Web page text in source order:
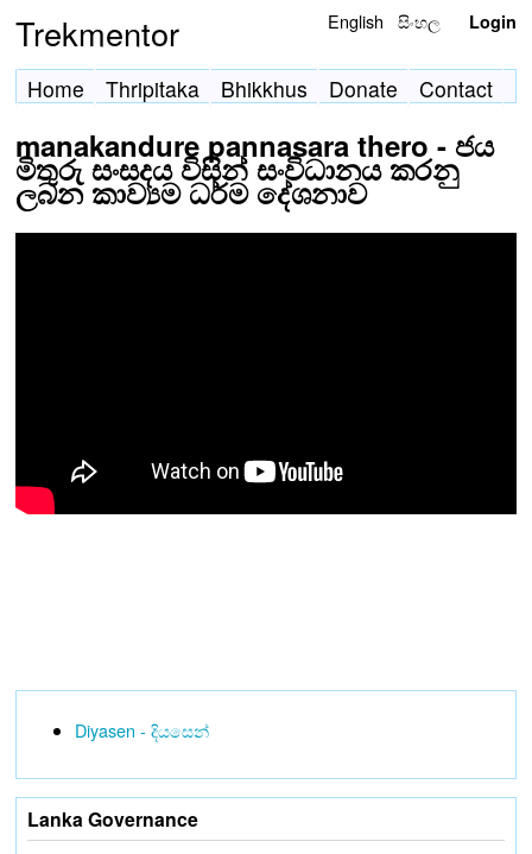
Trekmentor English සිංහල Login
Home Thripitaka Bhikkhus Donate Contact
manakandure pannasara thero - ජය
මිතුරු සංසදය විසින් සංවිධානය කරනු
ලබන කාව්‍යම ධර්ම දේශනාව
Diyasen - දියසෙන්
Lanka Governance